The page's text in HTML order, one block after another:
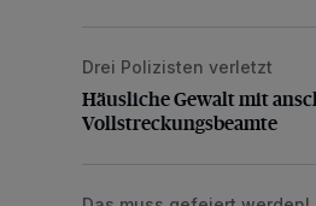
Häusliche Gewalt mit
Drei Polizisten verletzt
Häusliche Gewalt mit
Vollstreckungsbeamte